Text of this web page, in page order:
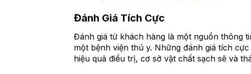
Đánh Giá Tích Cực
Đánh giá từ khách hàng là một nguồn thông
một bệnh viện thú y. Những đánh giá tích
hiệu quả điều trị, cơ sở vật chất sạch sẽ và